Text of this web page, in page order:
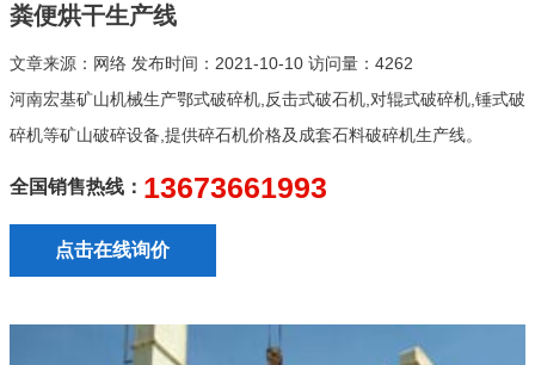
粪便烘干生产线
文章来源：网络 发布时间：2021-10-10 访问量：4262
河南宏基矿山机械生产鄂式破碎机,反击式破石机,对辊式破碎机,锤式破
碎机等矿山破碎设备,提供碎石机价格及成套石料破碎机生产线。
全国销售热线： 13673661993
点击在线询价